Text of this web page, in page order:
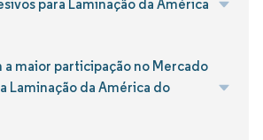
para Laminação da América
maior participação no Mercado
Laminação da América do